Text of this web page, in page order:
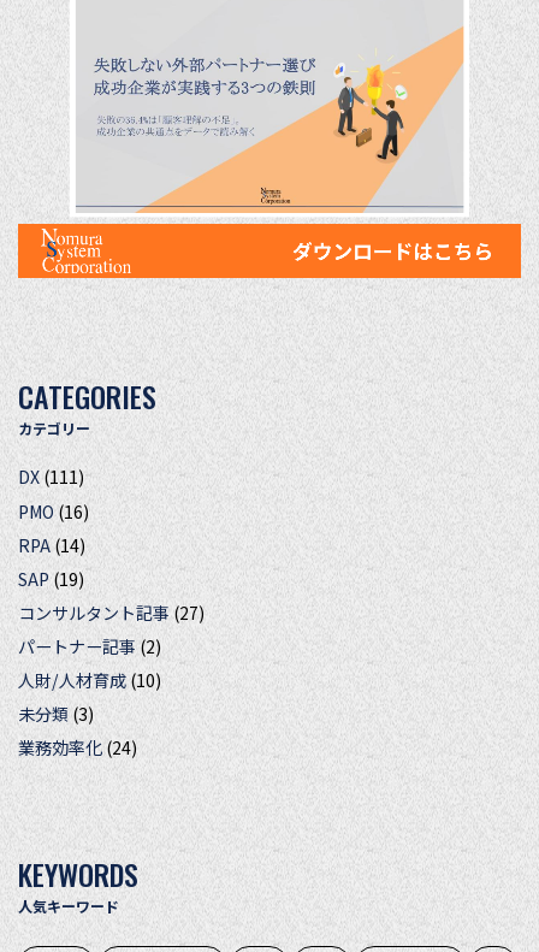
CATEGORIES
カテゴリー
DX(111)
PMO (16)
RPA (14)
SAP(19)
コンサルタント記事(27)
パートナー記事 (2)
人財/人材育成 (10)
未分類(3)
業務効率化 (24)
KEYWORDS
人気キーワード